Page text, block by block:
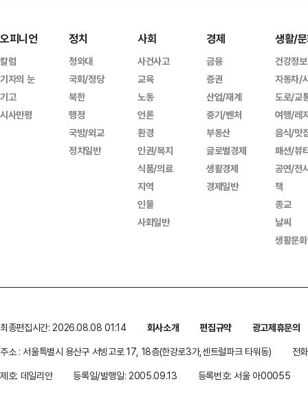
오피니언
칼럼
기자의 눈
기고
시사만평
정치
청와대
국회/정당
북한
행정
국방/외교
정치일반
사회
사건사고
교육
노동
언론
환경
인권/복지
식품/의료
지역
인물
사회일반
경제
금융
증권
산업/재계
중기/벤처
부동산
글로벌경제
생활경제
경제일반
생활/
건강정보
자동차/
도로/교
여행/레
음식/맛
패션/뷰
공연/전
책
종교
날씨
생활문
최종편집시간: 2026.08.08 01:14 회사소개 편집규약
광고제휴문의
주소 : 서울특별시 용산구 서빙고로 17, 18층(한강로3가,센트럴파크 타워동)
전
제호: 데일리안
등록일/발행일: 2005.09.13 등록번호: 서울 아00055